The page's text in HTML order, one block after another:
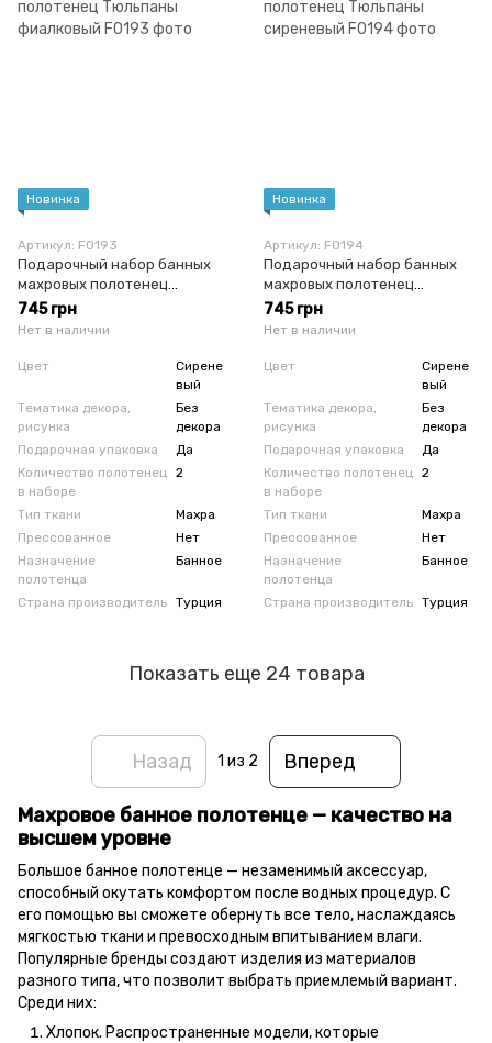
Новинка
Артикул: F0193
Подарочный набор банных
махровых полотенец
Тюльпаны фиалковый
745 грн
Нет в наличии
Цвет
Сирене
вый
Тематика декора,
рисунка
Без
декора
Подарочная упаковка
Да
Количество полотенец
в наборе
2
Тип ткани
Махра
Прессованное
Нет
Назначение
полотенца
Банное
Страна производитель Турция
Новинка
Артикул: F0194
Подарочный набор банных
махровых полотенец
Тюльпаны сиреневый
745 грн
Нет в наличии
Цвет
Сирене
вый
Тематика декора,
рисунка
Без
декора
Подарочная упаковка
Да
Количество полотенец
в наборе
2
Тип ткани
Махра
Прессованное
Нет
Назначение
полотенца
Банное
Страна производитель Турция
Показать еще 24 товара
Назад 1 из 2 Вперед
Махровое банное полотенце — качество на
высшем уровне
Большое банное полотенце — незаменимый аксессуар,
способный окутать комфортом после водных процедур. С
его помощью вы сможете обернуть все тело, наслаждаясь
мягкостью ткани и превосходным впитыванием влаги.
Популярные бренды создают изделия из материалов
разного типа, что позволит выбрать приемлемый вариант.
Среди них:
Хлопок. Распространенные модели, которые